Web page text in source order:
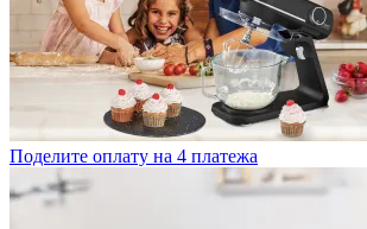
Поделите оплату на 4 платежа